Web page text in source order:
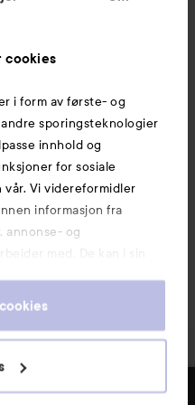
cookies
i form av første- og
sporingsteknologier
innhold og
for sosiale
Vi videreformidler
informasjon fra
annonse- og
med. De kan i sin
eller som de har samlet
nettsiden vår. For
endre innstillingene for
MEST SOLGTE